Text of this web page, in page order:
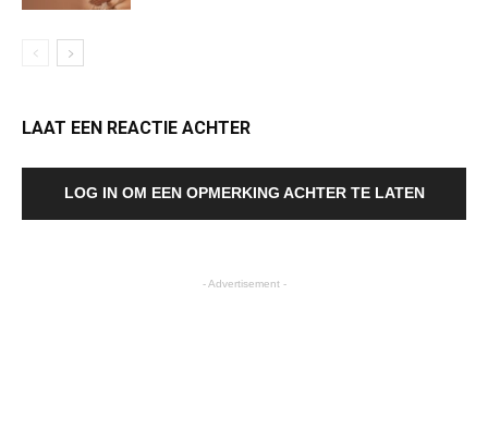
LAAT EEN REACTIE ACHTER
LOG IN OM EEN OPMERKING ACHTER TE LATEN
- Advertisement -